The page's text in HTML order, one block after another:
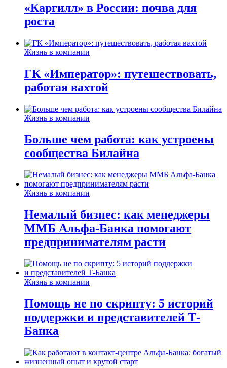
«Каргилл» в России: почва для
роста
Жизнь в компании
ГК «Император»: путешествовать,
работая вахтой
Жизнь в компании
Больше чем работа: как устроены
сообщества Билайна
Жизнь в компании
Немалый бизнес: как менеджеры
ММБ Альфа-Банка помогают
предпринимателям расти
Жизнь в компании
Помощь не по скрипту: 5 историй
поддержки и представителей Т-
Банка